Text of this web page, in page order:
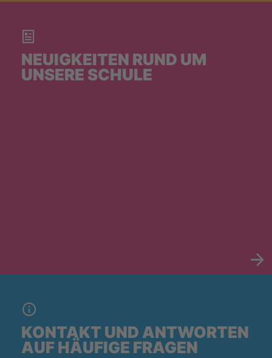
NEUIGKEITEN RUND UM
UNSERE SCHULE
KONTAKT UND ANTWORTEN
AUF HÄUFIGE FRAGEN